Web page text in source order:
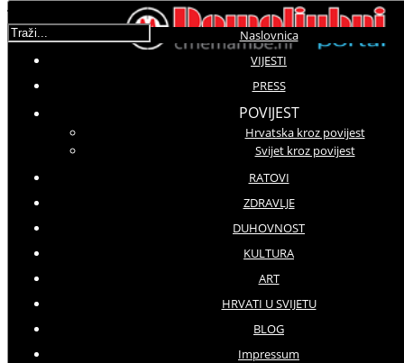
Naslovnica
VIJESTI
PRESS
POVIJEST
Hrvatska kroz povijest
Svijet kroz povijest
RATOVI
ZDRAVLJE
DUHOVNOST
KULTURA
ART
HRVATI U SVIJETU
BLOG
Impressum
Traži...
Molimo ocijenite
Četvrtak, 19 Srpanj 2018 13:03
PRESS
Doček je na kraju ipak organiziran
u jednom restoranu u selu Okuje